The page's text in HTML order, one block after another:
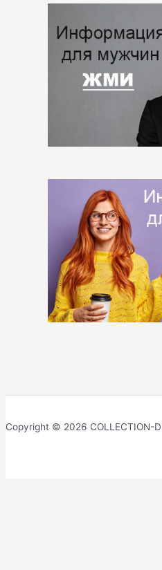
Copyright © 2026 COLLECTION-